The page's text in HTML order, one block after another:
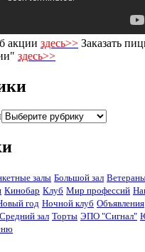
акции здесь>> Заказать
здесь>>
залы Большой зал
Кинобар Клуб Мир профессий
год Ночной клуб Объявления
Средний зал Торты ЭПО "Сигнал"